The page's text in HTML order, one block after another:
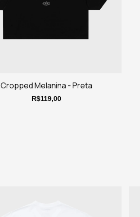
Cropped Melanina - Preta
R$119,00